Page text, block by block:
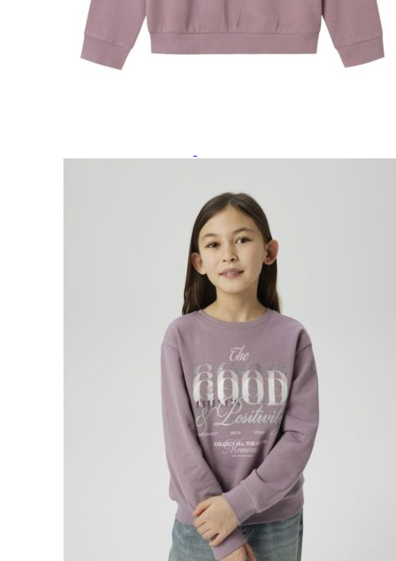
Miesten aamutakit ja kylpytakit
Miesten takit
Miesten nahkatakit
Miesten kevät-ja syystakit
Naisten puserot
Naisten neuletakit
Naisten neulepuserot
Naisten mekot ja hameet
Naisten housut
Leggingsit ja collegehousut
Naisten housut
Naisten farkut
Caprit ja shortsit
Naisten asusteet
Vyöt ja korut
Naisten päähineet, huivit ja käsineet
Naisten yöasut ja alusvaatteet
Naisten alusvaatteet
Sukat ja sukkahousut
Naisten yöasut
Naisten aamutakit ja kylpytakit